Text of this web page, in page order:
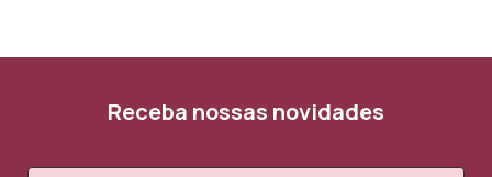
Receba nossas novidades